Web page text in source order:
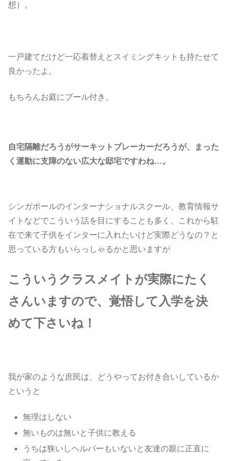
想）。
一戸建てだけど一応着替えとスイミングキットも持たせて
良かったよ。
もちろんお庭にプール付き。
自宅隔離だろうがサーキットブレーカーだろうが、まった
く運動に支障のない広大な邸宅ですわね…。
シンガポールのインターナショナルスクール、教育情報サ
イトなどでこういう話を目にすることも多く、これから駐
在で来て子供をインターに入れたいけど実際どうなの？と
思っている方もいらっしゃるかと思いますが
こういうクラスメイトが実際にたく
さんいますので、覚悟して入学を決
めて下さいね！
我が家のような庶民は、どうやってお付き合いしているか
というと
無理はしない
無いものは無いと子供に教える
うちは狭いしヘルパーもいないと友達の親に正直に